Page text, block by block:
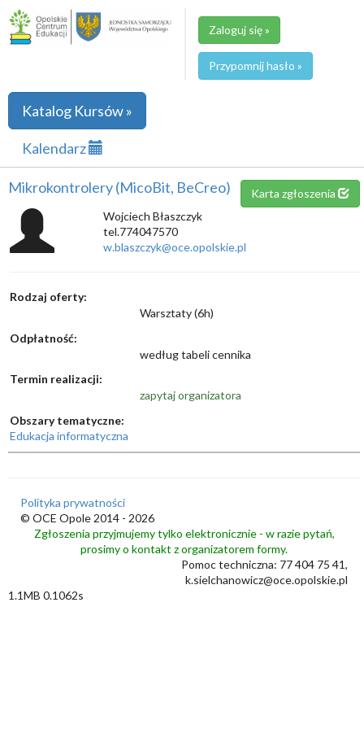
Zaloguj się »
Przypomnij hasło »
Katalog Kursów »
Kalendarz
Mikrokontrolery (MicoBit, BeCreo)
Karta zgłoszenia
Wojciech Błaszczyk
tel.774047570
w.blaszczyk@oce.opolskie.pl
Rodzaj oferty:
Warsztaty (6h)
Odpłatność:
według tabeli cennika
Termin realizacji:
zapytaj organizatora
Obszary tematyczne:
Edukacja informatyczna
Polityka prywatności
© OCE Opole 2014 - 2026
Zgłoszenia przyjmujemy tylko elektronicznie - w razie pytań,
prosimy o kontakt z organizatorem formy.
Pomoc techniczna: 77 404 75 41,
k.sielchanowicz@oce.opolskie.pl
1.1MB 0.1062s